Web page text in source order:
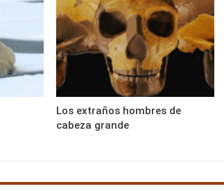
Los extraños hombres de
cabeza grande